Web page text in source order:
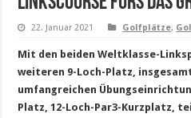
22. Januar 2021 Golfplätze,
Mit den beiden Weltklasse-
weiteren 9-Loch-Platz,
umfangreichen Ü
Platz, 12-Loch-Par3-Kurzplatz,